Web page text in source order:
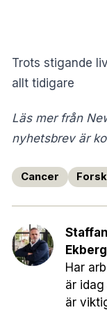
Trots stigande
allt tidigare
Läs mer från
nyhetsbrev är
Cancer
Staffan
Ekberg
Har
är
är